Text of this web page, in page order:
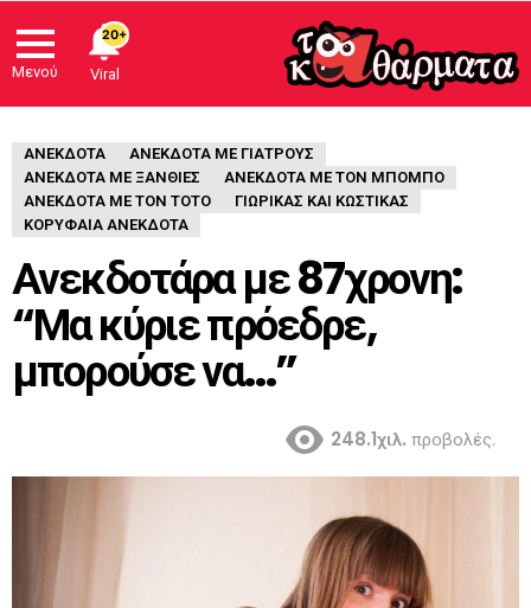
Μενού
ΑΝΈΚΔΟΤΑ
ΑΝΈΚΔΟΤΑ ΜΕ ΓΙΑΤΡΟΎΣ
ΑΝΕΚΔΟΤΑ ΜΕ ΞΑΝΘΙΕΣ
ΑΝΕΚΔΟΤΑ ΜΕ ΤΟΝ ΜΠΟΜΠΟ
ΑΝΕΚΔΟΤΑ ΜΕ ΤΟΝ ΤΟΤΟ
ΓΙΩΡΙΚΑΣ ΚΑΙ ΚΩΣΤΙΚΑΣ
ΚΟΡΥΦΑΙΑ ΑΝΕΚΔΟΤΑ
Ανεκδοτάρα με 87χρονη:
“Μα κύριε πρόεδρε,
μπορούσε να…”
248.1χιλ. προβολές.
20+
Viral